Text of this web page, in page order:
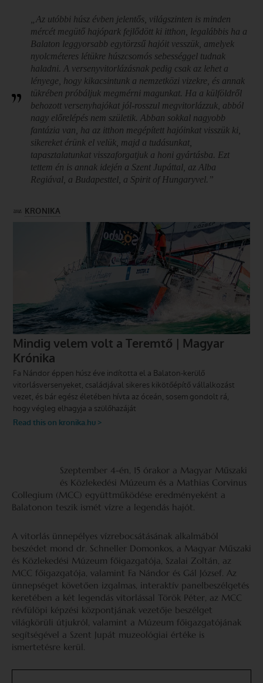
„Az utóbbi húsz évben jelentős, világszinten is minden
mércét megütő hajópark fejlődött ki itthon, legalábbis ha a
Balaton leggyorsabb egytörzsű hajóit vesszük, amelyek
nyolcméteres létükre húszcsomós sebességgel tudnak
haladni. A versenyvitorlázásnak pedig csak az lehet a
lényege, hogy kikacsintunk a nemzetközi vizekre, és annak
tükrében próbáljuk megmérni magunkat. Ha a külföldről
behozott versenyhajókat jól-rosszul megvitorlázzuk, abból
nagy előrelépés nem születik. Abban sokkal nagyobb
fantázia van, ha az itthon megépített hajóinkat visszük ki,
sikereket érünk el velük, majd a tudásunkat,
tapasztalatunkat visszaforgatjuk a honi gyártásba. Ezt
tettem én is annak idején a Szent Jupáttal, az Alba
Regiával, a Budapesttel, a Spirit of Hungaryvel.”
Szeptember 4-én, 15 órakor a Magyar Műszaki
és Közlekedési Múzeum és a Mathias Corvinus
Collegium (MCC) együttműködése eredményeként a
Balatonon teszik ismét vízre a legendás hajót.
A vitorlás ünnepélyes vízrebocsátásának alkalmából
beszédet mond dr. Schneller Domonkos, a Magyar Műszaki
és Közlekedési Múzeum főigazgatója, Szalai Zoltán, az
MCC főigazgatója, valamint Fa Nándor és Gál József. Az
ünnepséget követően izgalmas, interaktív panelbeszélgetés
keretében a két legendás vitorlással Török Péter, az MCC
révfülöpi képzési központjának vezetője beszélget
világkörüli útjukról, valamint a Múzeum főigazgatójának
segítségével a Szent Jupát muzeológiai értéke is
ismertetésre kerül.